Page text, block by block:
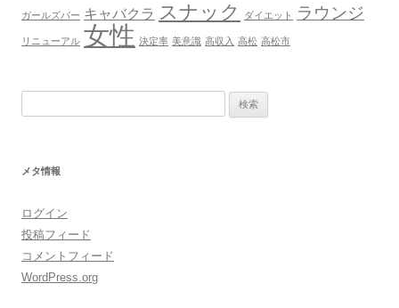
ガールズバー キャバクラ スナック ダイエット ラウンジ
リニューアル 女性 決定率 美意識 高収入 高松 高松市
メタ情報
ログイン
投稿フィード
コメントフィード
WordPress.org